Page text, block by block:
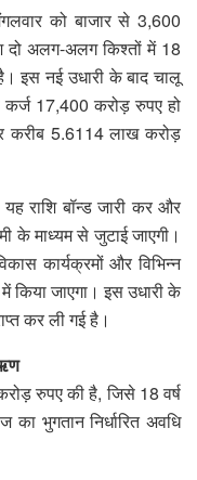
को बाजार से 3,600
दो अलग-अलग किश्तों में 18
इस नई उधारी के बाद चालू
कर्ज 17,400 करोड़ रुपए हो
करीब 5.6114 लाख करोड़
यह राशि बॉन्ड जारी कर और
के माध्यम से जुटाई जाएगी।
कार्यक्रमों और विभिन्न
किया जाएगा। इस उधारी के
कर ली गई है।
रुपए की है, जिसे 18 वर्ष
भुगतान निर्धारित अवधि